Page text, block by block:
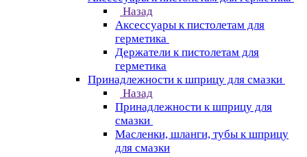
Назад
Аксессуары к пистолетам для
герметика
Держатели к пистолетам для
герметика
Принадлежности к шприцу для смазки
Назад
Принадлежности к шприцу для
смазки
Масленки, шланги, тубы к шприцу
для смазки